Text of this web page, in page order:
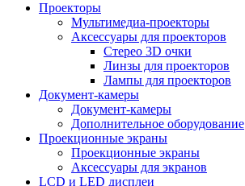
Проекторы
Мультимедиа-проекторы
Аксессуары для проекторов
Стерео 3D очки
Линзы для проекторов
Лампы для проекторов
Документ-камеры
Документ-камеры
Дополнительное оборудование
Проекционные экраны
Проекционные экраны
Аксессуары для экранов
LCD и LED дисплеи